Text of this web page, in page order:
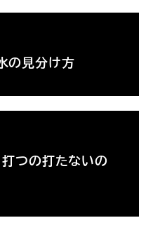
の見分け方
つの打たないの